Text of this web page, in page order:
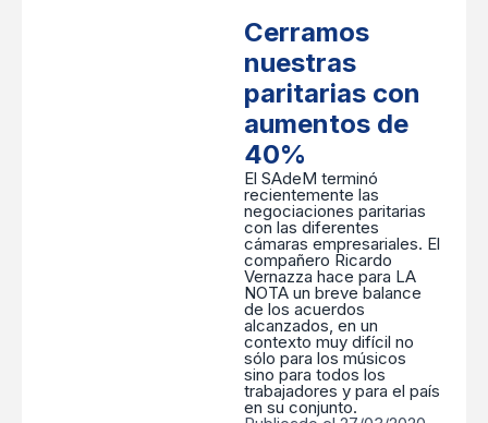
Cerramos
nuestras
paritarias con
aumentos de
40%
El SAdeM terminó
recientemente las
negociaciones paritarias
con las diferentes
cámaras empresariales. El
compañero Ricardo
Vernazza hace para LA
NOTA un breve balance
de los acuerdos
alcanzados, en un
contexto muy difícil no
sólo para los músicos
sino para todos los
trabajadores y para el país
en su conjunto.